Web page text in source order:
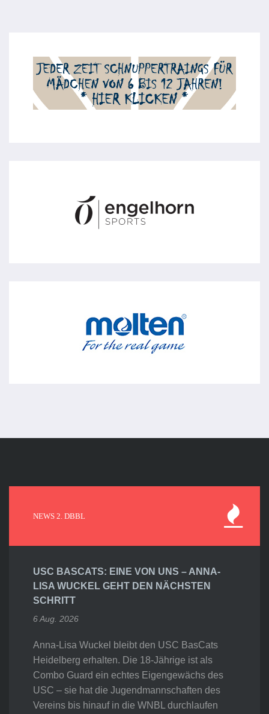
NEWS 2. DBBL
USC BASCATS: EINE VON UNS – ANNA-
LISA WUCKEL GEHT DEN NÄCHSTEN
SCHRITT
6 Aug. 2026
Anna-Lisa Wuckel bleibt den USC BasCats
Heidelberg erhalten. Die 18-Jährige ist als
Combo Guard ein echtes Eigengewächs des
USC – sie hat die Jugendmannschaften des
Vereins bis hinauf in die WNBL durchlaufen